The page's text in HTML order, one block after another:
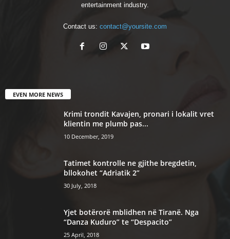
entertainment industry.
Contact us: contact@yoursite.com
EVEN MORE NEWS
Krimi trondit Kavajen, pronari i lokalit vret
klientin me plumb pas...
10 December, 2019
Tatimet kontrolle ne gjithe bregdetin,
bllokohet “Adriatik 2”
30 July, 2018
Yjet botërorë mblidhen në Tiranë. Nga
“Danza Kuduro” te “Despacito”
25 April, 2018